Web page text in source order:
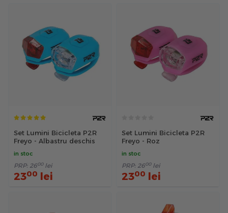
Set Lumini Bicicleta P2R
Freyo - Albastru deschis
in stoc
PRP: 2600 lei
2300 lei
Set Lumini Bicicleta P2R
Freyo - Roz
in stoc
PRP: 2600 lei
2300 lei